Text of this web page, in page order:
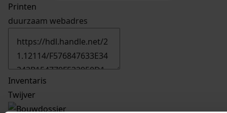
Printen
duurzaam webadres
Inventaris
Twijver